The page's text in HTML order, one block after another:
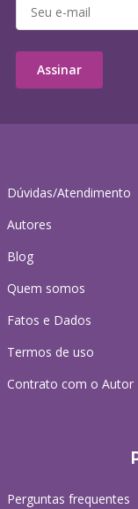
Dúvidas/Atendimento
Autores
Blog
Quem somos
Fatos e Dados
Termos de uso
Contrato com o Autor
Perguntas frequentes
Assinar